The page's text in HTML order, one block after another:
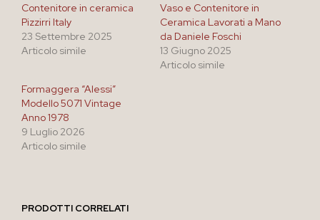
Contenitore in ceramica
Pizzirri Italy
23 Settembre 2025
Articolo simile
Vaso e Contenitore in
Ceramica Lavorati a Mano
da Daniele Foschi
13 Giugno 2025
Articolo simile
Formaggera “Alessi”
Modello 5071 Vintage
Anno 1978
9 Luglio 2026
Articolo simile
PRODOTTI CORRELATI